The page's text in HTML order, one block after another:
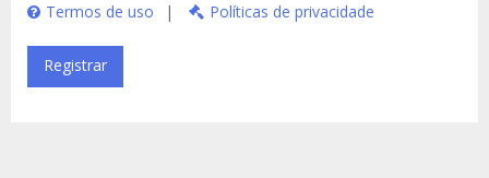
Termos de uso
| Políticas de privacidade
Registrar